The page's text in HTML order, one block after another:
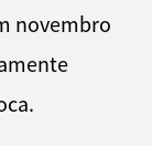
novembro